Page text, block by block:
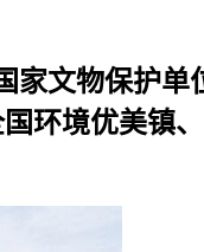
家文物保护单
环境优美镇